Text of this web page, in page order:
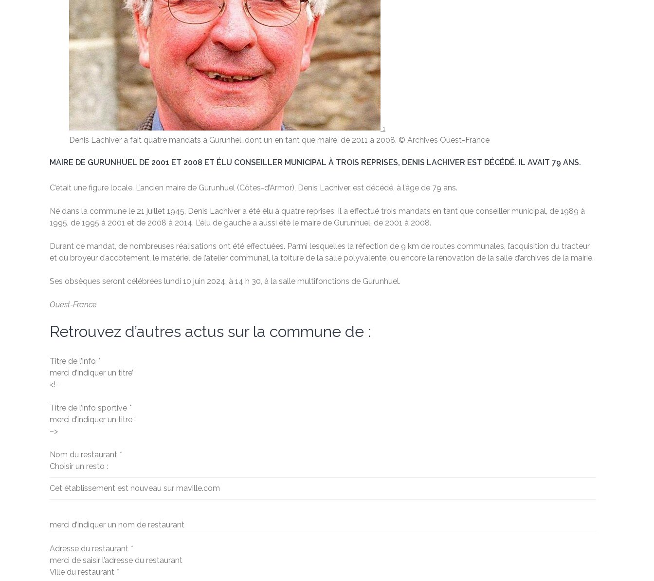
1
Denis Lachiver a fait quatre mandats à Gurunhel, dont un en tant que maire, de 2011 à 2008. © Archives Ouest-France
MAIRE DE GURUNHUEL DE 2001 ET 2008 ET ÉLU CONSEILLER MUNICIPAL À TROIS REPRISES, DENIS LACHIVER EST DÉCÉDÉ. IL AVAIT 79 ANS.
C’était une figure locale. L’ancien maire de Gurunhuel (Côtes-d’Armor), Denis Lachiver, est décédé, à l’âge de 79 ans.
Né dans la commune le 21 juillet 1945, Denis Lachiver a été élu à quatre reprises. Il a effectué trois mandats en tant que conseiller municipal, de 1989 à
1995, de 1995 à 2001 et de 2008 à 2014. L’élu de gauche a aussi été le maire de Gurunhuel, de 2001 à 2008.
Durant ce mandat, de nombreuses réalisations ont été effectuées. Parmi lesquelles la réfection de 9 km de routes communales, l’acquisition du tracteur
et du broyeur d’accotement, le matériel de l’atelier communal, la toiture de la salle polyvalente, ou encore la rénovation de la salle d’archives de la mairie.
Ses obsèques seront célébrées lundi 10 juin 2024, à 14 h 30, à la salle multifonctions de Gurunhuel.
Ouest-France
Retrouvez d’autres actus sur la commune de :
Titre de l’info *
merci d’indiquer un titre’
<!–
Titre de l’info sportive *
merci d’indiquer un titre ‘
–>
Nom du restaurant *
Choisir un resto :
Cet établissement est nouveau sur maville.com
merci d’indiquer un nom de restaurant
Adresse du restaurant *
merci de saisir l’adresse du restaurant
Ville du restaurant *